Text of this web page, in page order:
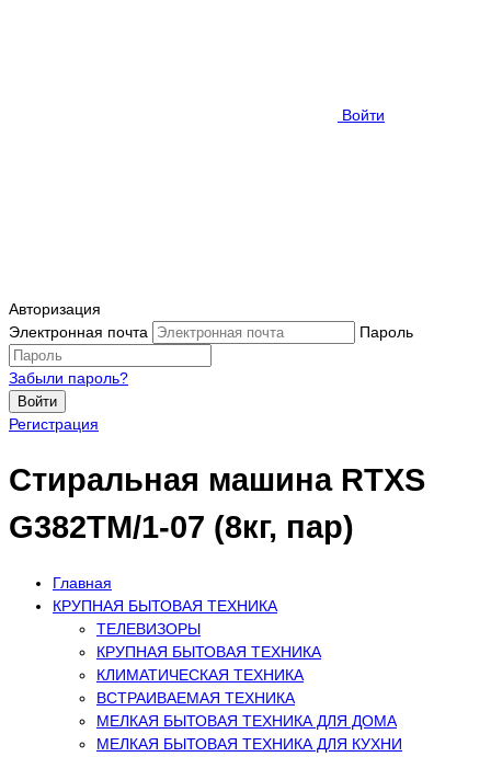
Войти
Авторизация
Электронная почта
Пароль
Забыли пароль?
Войти
Регистрация
Стиральная машина RTXS
G382TM/1-07 (8кг, пар)
Главная
КРУПНАЯ БЫТОВАЯ ТЕХНИКА
ТЕЛЕВИЗОРЫ
КРУПНАЯ БЫТОВАЯ ТЕХНИКА
КЛИМАТИЧЕСКАЯ ТЕХНИКА
ВСТРАИВАЕМАЯ ТЕХНИКА
МЕЛКАЯ БЫТОВАЯ ТЕХНИКА ДЛЯ ДОМА
МЕЛКАЯ БЫТОВАЯ ТЕХНИКА ДЛЯ КУХНИ